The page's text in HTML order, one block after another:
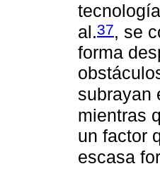
al.37, se
forma
subrayan
mientras
un factor
escasa